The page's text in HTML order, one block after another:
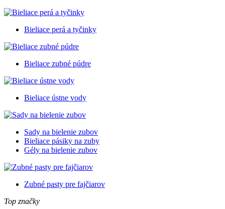
Bieliace perá a tyčinky
Bieliace zubné púdre
Bieliace ústne vody
Sady na bielenie zubov
Bieliace pásiky na zuby
Gély na bielenie zubov
Zubné pasty pre fajčiarov
Top značky